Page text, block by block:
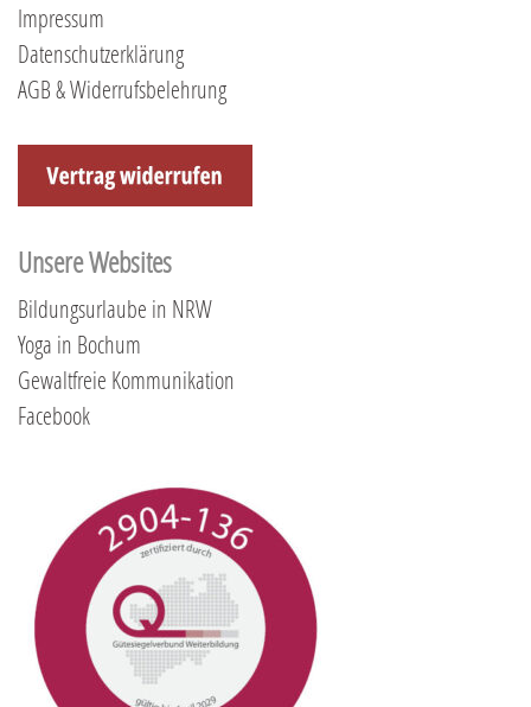
Impressum
Datenschutzerklärung
AGB & Widerrufsbelehrung
Unsere Websites
Bildungsurlaube in NRW
Yoga in Bochum
Gewaltfreie Kommunikation
Facebook